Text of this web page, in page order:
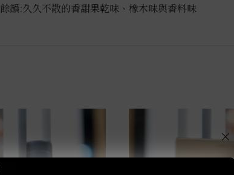
餘韻:久久不散的香甜果乾味、橡木味與香料味
×